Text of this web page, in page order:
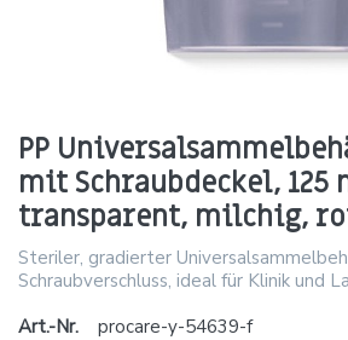
PP
mit Schraubdeckel, 125
transparent, milchig,
Steriler, gradierter
Schraubverschluss, ideal für Klinik und
Art.-Nr.
procare-y-54639-f